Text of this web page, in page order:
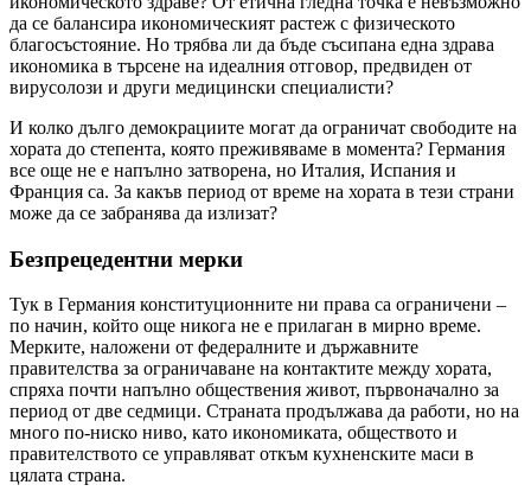
да се балансира икономическият растеж с физическото
благосъстояние. Но трябва ли да бъде съсипана една здрава
икономика в търсене на идеалния отговор, предвиден от
вирусолози и други медицински специалисти?
И колко дълго демокрациите могат да ограничат свободите на
хората до степента, която преживяваме в момента? Германия
все още не е напълно затворена, но Италия, Испания и
Франция са. За какъв период от време на хората в тези страни
може да се забранява да излизат?
Безпрецедентни мерки
Тук в Германия конституционните ни права са ограничени –
по начин, който още никога не е прилаган в мирно време.
Мерките, наложени от федералните и държавните
правителства за ограничаване на контактите между хората,
спряха почти напълно обществения живот, първоначално за
период от две седмици. Страната продължава да работи, но на
много по-ниско ниво, като икономиката, обществото и
правителството се управляват откъм кухненските маси в
цялата страна.